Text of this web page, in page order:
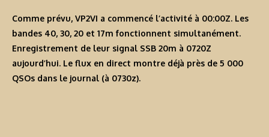
Comme prévu, VP2VI a commencé l’activité à 00:00Z. Les
bandes 40, 30, 20 et 17m fonctionnent simultanément.
Enregistrement de leur signal SSB 20m à 0720Z
aujourd’hui. Le flux en direct montre déjà près de 5 000
QSOs dans le journal (à 0730z).